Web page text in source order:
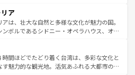
リンズでは、音楽と美食が融合した独特の
行者はアメリカの各地域で異なる魅力を楽
その多様性と豊かな歴史を感じることができ
スタイルだ。 なお、新着のアメリカ
ンツ一覧を参照してほしい。
ない。また、定番の観光地といえばオアフ
自然を求めるならマウイ島やカウアイ島が
メラルドグリーンに輝く海をはじめ、豊かな
の心で訪れる人々を迎えてくれるハワイの
いローカルフードやハワイアンミュージッ
フラダンスなど、すべてがハワイの魅力を彩
ア
は、壮大な自然と多様な文化が魅力の国。
ンボルであるシドニー・オペラハウス、オー
陸中央部にそびえるウルル（エアーズロッ
ニアの美しい原生林やケアンズの熱帯雨林な
がたくさん。また、カフェやワイン、オージ
時間ほどでたどり着く台湾は、多彩な文化と
す魅力的な観光地。活気あふれる大都市の台